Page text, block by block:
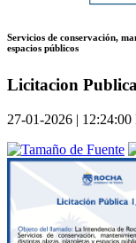
Servicios de conservación,
espacios públicos
Licitacion
27-01-2026 | 12:24:00